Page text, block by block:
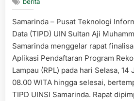
Samarinda – Pusat Teknologi
Data (TIPD) UIN Sultan Aji
Samarinda menggelar rapat
Aplikasi Pendaftaran Program
Lampau (RPL) pada hari Selasa,
08.00 WITA hingga selesai,
TIPD UINSI Samarinda. Rapat